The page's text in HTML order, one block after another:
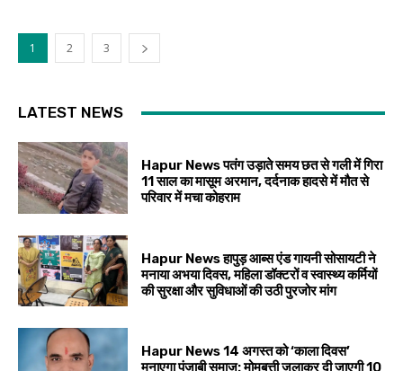
1 2 3
LATEST NEWS
Hapur News पतंग उड़ाते समय छत से गली में गिरा
11 साल का मासूम अरमान, दर्दनाक हादसे में मौत से
परिवार में मचा कोहराम
Hapur News हापुड़ आब्स एंड गायनी सोसायटी ने
मनाया अभया दिवस, महिला डॉक्टरों व स्वास्थ्य कर्मियों
की सुरक्षा और सुविधाओं की उठी पुरजोर मांग
Hapur News 14 अगस्त को ‘काला दिवस’
मनाएगा पंजाबी समाज: मोमबत्ती जलाकर दी जाएगी 10